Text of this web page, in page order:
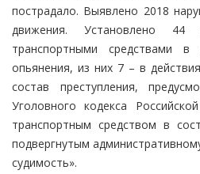
пострадало. Выявлено 2018
движения. Установлено 44
транспортными средствами в
опьянения, из них 7 – в
состав преступления,
Уголовного кодекса
транспортным средством в
подвергнутым
судимость».